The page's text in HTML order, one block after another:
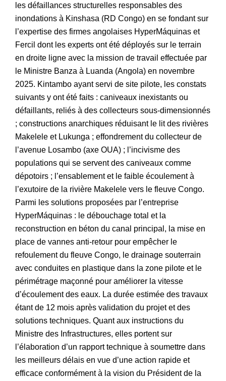
les défaillances structurelles responsables des
inondations à Kinshasa (RD Congo) en se fondant sur
l’expertise des firmes angolaises HyperMáquinas et
Fercil dont les experts ont été déployés sur le terrain
en droite ligne avec la mission de travail effectuée par
le Ministre Banza à Luanda (Angola) en novembre
2025. Kintambo ayant servi de site pilote, les constats
suivants y ont été faits : caniveaux inexistants ou
défaillants, reliés à des collecteurs sous-dimensionnés
; constructions anarchiques réduisant le lit des rivières
Makelele et Lukunga ; effondrement du collecteur de
l’avenue Losambo (axe OUA) ; l’incivisme des
populations qui se servent des caniveaux comme
dépotoirs ; l’ensablement et le faible écoulement à
l’exutoire de la rivière Makelele vers le fleuve Congo.
Parmi les solutions proposées par l’entreprise
HyperMáquinas : le débouchage total et la
reconstruction en béton du canal principal, la mise en
place de vannes anti-retour pour empêcher le
refoulement du fleuve Congo, le drainage souterrain
avec conduites en plastique dans la zone pilote et le
périmétrage maçonné pour améliorer la vitesse
d’écoulement des eaux. La durée estimée des travaux
étant de 12 mois après validation du projet et des
solutions techniques. Quant aux instructions du
Ministre des Infrastructures, elles portent sur
l’élaboration d’un rapport technique à soumettre dans
les meilleurs délais en vue d’une action rapide et
efficace conformément à la vision du Président de la